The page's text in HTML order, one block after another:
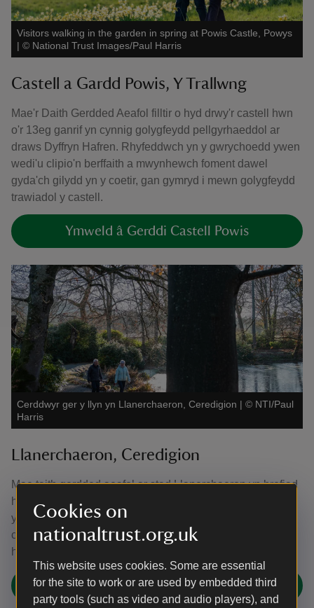
Cookies on
nationaltrust.org.uk
This website uses cookies. Some are essential
for the site to work or are used by embedded third
party tools (such as video and audio players), and
Visitors walking in the garden in spring at Powis Castle, Powys
| © National Trust Images/Paul Harris
Castell a Gardd Powis, Y Trallwng
Mae'r Daith Gerdded Aeafol filltir o hyd drwy'r castell hwn
o'r 13eg ganrif yn cynnig golygfeydd pellgyrhaeddol ar
draws Dyffryn Hafren. Rhyfeddwch yn y gwrychoedd ywen
wedi'u clipio'n berffaith a mwynhewch foment dawel
gyda'ch gilydd yn y coetir, gan gymryd i mewn golygfeydd
trawiadol y castell.
Ymweld â Gerddi Castell Powis
Cerddwyr ger y llyn yn Llanerchaeron, Ceredigion | © NTI/Paul
Harris
Llanerchaeron, Ceredigion
Mae taith gerdded aeafol ar stad Llanerchaeron yn brofiad
hudolus. Mae'r Fila Sioraidd, parcdir rhewllyd, a llyn tawel
yn creu lleoliad tawel ar gyfer taith ramantus. P'un a ydych
chi'n crwydro law yn llaw neu'n edmygu'r bensaernïaeth
hanesyddol, mae'n ddihangfa glyd berffaith ym myd natur.
Ymweld ag Ystâd Llanerchaeron